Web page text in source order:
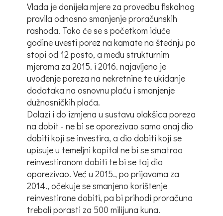
Vlada je donijela mjere za provedbu fiskalnog
pravila odnosno smanjenje proračunskih
rashoda. Tako će se s početkom iduće
godine uvesti porez na kamate na štednju po
stopi od 12 posto, a među strukturnim
mjerama za 2015. i 2016. najavljeno je
uvođenje poreza na nekretnine te ukidanje
dodataka na osnovnu plaću i smanjenje
dužnosničkih plaća.
Dolazi i do izmjena u sustavu olakšica poreza
na dobit - ne bi se oporezivao samo onaj dio
dobiti koji se investira, a dio dobiti koji se
upisuje u temeljni kapital ne bi se smatrao
reinvestiranom dobiti te bi se taj dio
oporezivao. Već u 2015., po prijavama za
2014., očekuje se smanjeno korištenje
reinvestirane dobiti, pa bi prihodi proračuna
trebali porasti za 500 milijuna kuna.